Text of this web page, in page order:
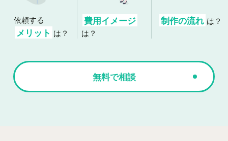
依頼する
メリット は？
費用イメージ
は？
制作の流れ は？
無料で相談